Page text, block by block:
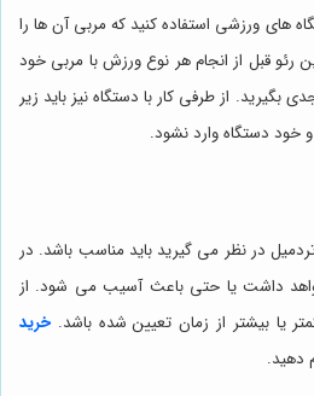
های ورزشی استفاده کنید که مربی آن ها را
رئو قبل از انجام هر نوع ورزش با مربی خود
بگیرید. از طرفی کار با دستگاه نیز باید زیر
خود دستگاه وارد نشود.
در نظر می گیرید باید مناسب باشد. در
داشت یا حتی باعث آسیب می شود. از
یا بیشتر از زمان تعیین شده باشد. خرید
دهید.